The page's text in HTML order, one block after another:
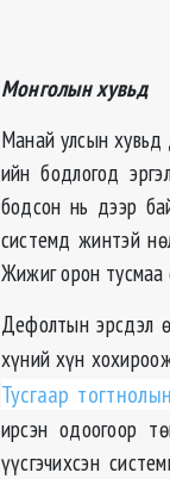
Монголын хувьд
Манай улсын
ийн бодлогод
бодсон нь дээр
системд жинтэй
Жижиг орон тусмаа
Дефолтын эрсдэл
хүний хүн
Тусгаар
ирсэн одоогоор
үүсгэчихсэн